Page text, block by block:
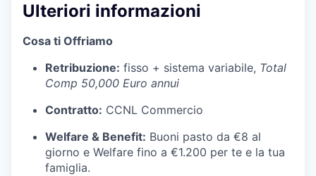
Ulteriori informazioni
Cosa ti Offriamo
Retribuzione: fisso + sistema variabile, Total
Comp 50,000 Euro annui
Contratto: CCNL Commercio
Welfare & Benefit: Buoni pasto da €8 al
giorno e Welfare fino a €1.200 per te e la tua
famiglia.